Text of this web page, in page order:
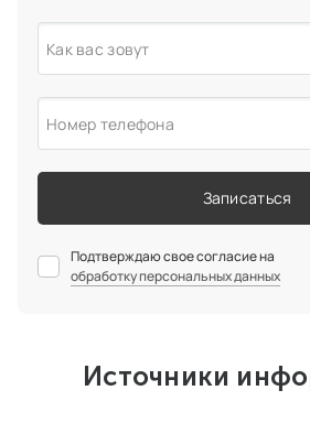
Как вас зовут
Номер телефона
Записаться
Подтверждаю свое согласие на
обработку персональных данных
Источники